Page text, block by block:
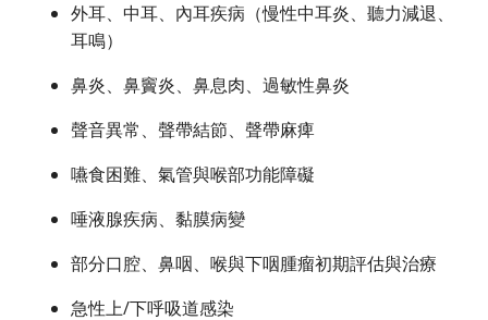
外耳、中耳、內耳疾病（慢性中耳炎、聽力減退、
耳鳴）
鼻炎、鼻竇炎、鼻息肉、過敏性鼻炎
聲音異常、聲帶結節、聲帶麻痺
嚥食困難、氣管與喉部功能障礙
唾液腺疾病、黏膜病變
部分口腔、鼻咽、喉與下咽腫瘤初期評估與治療
急性上/下呼吸道感染